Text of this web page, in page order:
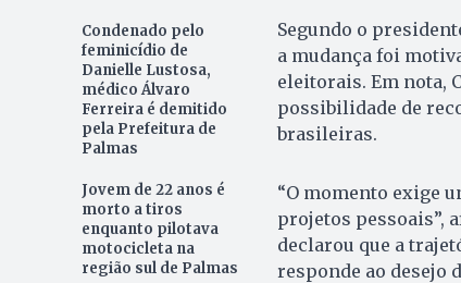
Condenado pelo
feminicídio de
Danielle Lustosa,
médico Álvaro
Ferreira é demitido
pela Prefeitura de
Palmas
Jovem de 22 anos é
morto a tiros
enquanto pilotava
motocicleta na
região sul de Palmas
Segundo o
a mudança foi
eleitorais. Em nota,
possibilidade de
brasileiras.
“O momento exige
projetos pessoais”,
declarou que a
responde ao desejo